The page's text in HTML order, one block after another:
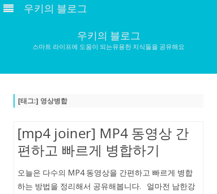
우키의 블로그
우키의 블로그
스마트 라이프에 도움이 되는유용한 지식들을 공유해요
[태그:] 영상병합
[mp4 joiner] MP4 동영상 간
편하고 빠르게 병합하기
오늘은 다수의 MP4 동영상을 간편하고 빠르게 병합
하는 방법을 정리해서 공유해봅니다. 얼마전 남한강